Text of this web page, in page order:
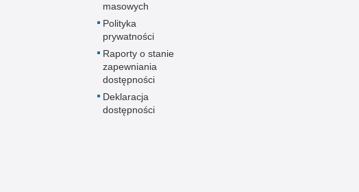
masowych
Polityka
prywatności
Raporty o stanie
zapewniania
dostępności
Deklaracja
dostępności